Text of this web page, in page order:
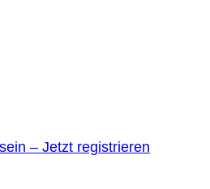
– Jetzt registrieren